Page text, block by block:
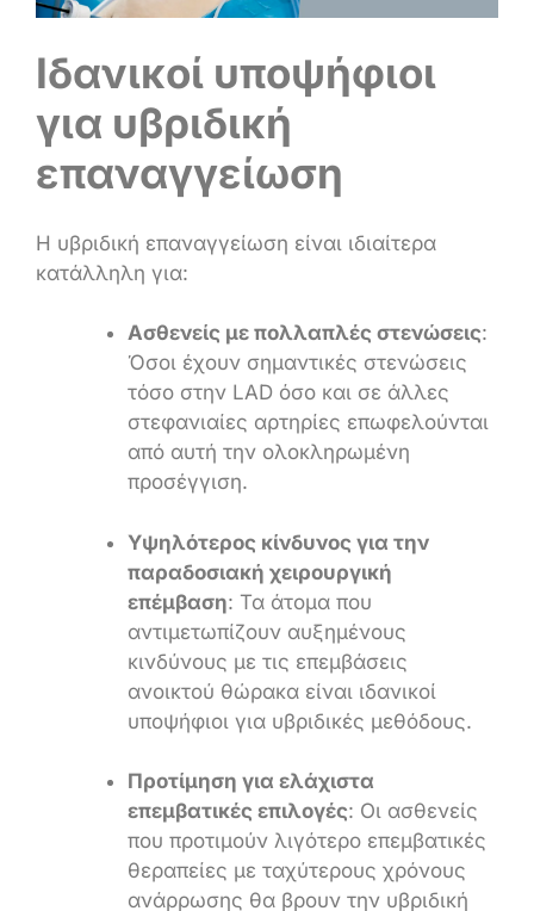
Ιδανικοί υποψήφιοι
για υβριδική
επαναγγείωση
Η υβριδική επαναγγείωση είναι ιδιαίτερα
κατάλληλη για:
Ασθενείς με πολλαπλές στενώσεις:
Όσοι έχουν σημαντικές στενώσεις
τόσο στην LAD όσο και σε άλλες
στεφανιαίες αρτηρίες επωφελούνται
από αυτή την ολοκληρωμένη
προσέγγιση.
Υψηλότερος κίνδυνος για την
παραδοσιακή χειρουργική
επέμβαση: Τα άτομα που
αντιμετωπίζουν αυξημένους
κινδύνους με τις επεμβάσεις
ανοικτού θώρακα είναι ιδανικοί
υποψήφιοι για υβριδικές μεθόδους.
Προτίμηση για ελάχιστα
επεμβατικές επιλογές: Οι ασθενείς
που προτιμούν λιγότερο επεμβατικές
θεραπείες με ταχύτερους χρόνους
ανάρρωσης θα βρουν την υβριδική